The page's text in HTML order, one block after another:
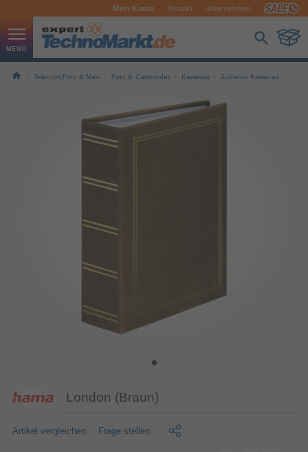
Mein Konto Kontakt Unternehmen
Telecom,Foto & Navi Foto & Camcorder Kameras Zubehör Kameras
London (Braun)
Artikel vergleichen Frage stellen